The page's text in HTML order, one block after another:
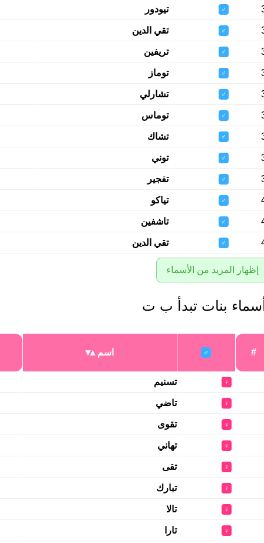
♂ تيودور
♂ تقي الدين
♂ تريفين
♂ توماز
♂ تشارلي
♂ توماس
♂ تشاك
♂ توني
♂ تفجير
♂ تياكو
♂ تاشفين
♂ تقي الدين
إظهار المزيد من الأسماء
أسماء بنات تبدأ ب ت
#
♂ اسم
♀ تسنيم
♀ تاضي
♀ تقوى
♀ تهاني
♀ تقى
♀ تبارك
♀ تالا
♀ تارا